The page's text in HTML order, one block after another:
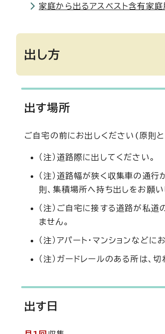
家庭から出るアスベスト含有家
出し方
出す場所
ご自宅の前にお出しください(原則と
（注）道路際に出してください。
（注）道路幅が狭く収集車の通
則、集積場所へ持ち出しをお願い
（注）ご自宅に接する道路が私
ません。
（注）アパート・マンションなど
（注）ガードレールのある所は、
出す日